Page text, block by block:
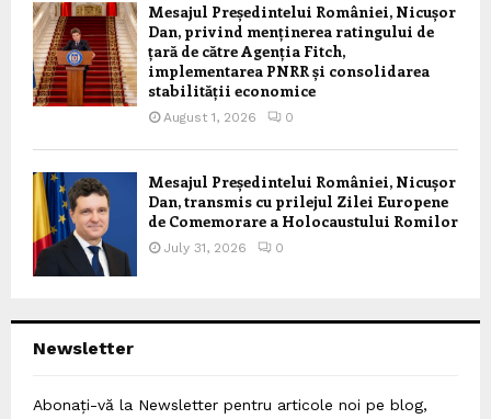
Mesajul Președintelui României, Nicușor
Dan, privind menținerea ratingului de
țară de către Agenția Fitch,
implementarea PNRR și consolidarea
stabilității economice
August 1, 2026 0
Mesajul Președintelui României, Nicușor
Dan, transmis cu prilejul Zilei Europene
de Comemorare a Holocaustului Romilor
July 31, 2026 0
Newsletter
Abonați-vă la Newsletter pentru articole noi pe blog,